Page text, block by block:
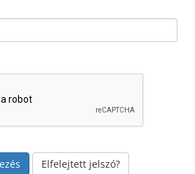
Elfelejtett jelszó?